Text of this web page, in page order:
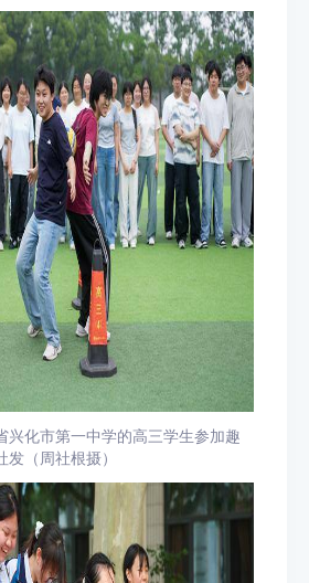
化市第一中学的高三学生参加趣
（周社根摄）